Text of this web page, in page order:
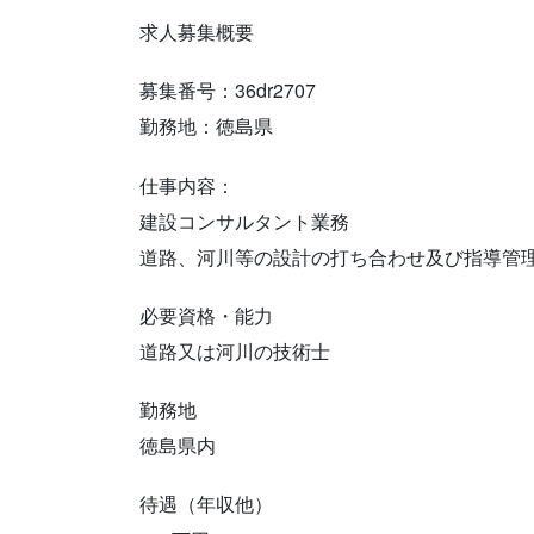
求人募集概要
募集番号：36dr2707
勤務地：徳島県
仕事内容：
建設コンサルタント業務
道路、河川等の設計の打ち合わせ及び指導管
必要資格・能力
道路又は河川の技術士
勤務地
徳島県内
待遇（年収他）